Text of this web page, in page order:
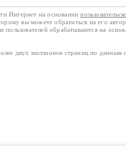
Интернет на основании
вы можете обратиться на его
пользователей обрабатываются на
двух миллионов страниц по данным